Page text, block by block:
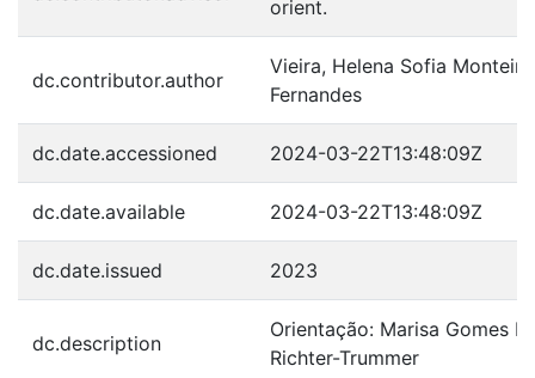
orient.
dc.contributor.author
Vieira, Helena Sofia Monteiro
Fernandes
dc.date.accessioned 2024-03-22T13:48:09Z
dc.date.available 2024-03-22T13:48:09Z
dc.date.issued 2023
dc.description
Orientação: Marisa Gomes
Richter-Trummer